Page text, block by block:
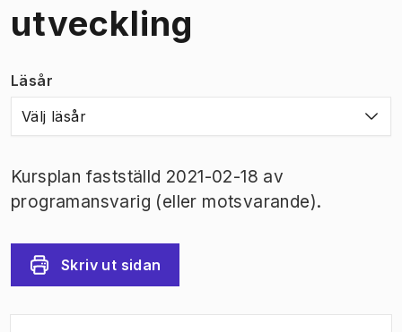
utveckling
Läsår
Välj läsår
Kursplan fastställd 2021-02-18 av
programansvarig (eller motsvarande).
Skriv ut sidan